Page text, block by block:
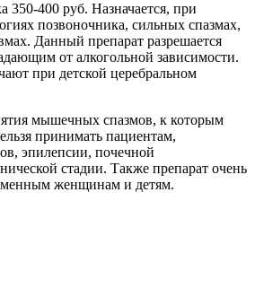
350-400 руб. Назначается, при
позвоночника, сильных спазмах,
Данный препарат разрешается
от алкогольной зависимости.
при детской церебральном
мышечных спазмов, к которым
принимать пациентам,
эпилепсии, почечной
стадии. Также препарат очень
женщинам и детям.